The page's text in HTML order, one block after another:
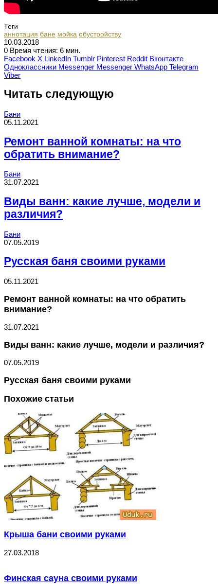
Теги
аннотация бане мойка обустройству
10.03.2018
0 Время чтения: 6 мин.
Facebook X LinkedIn Tumblr Pinterest Reddit Вконтакте
Одноклассники Messenger Messenger WhatsApp Telegram
Viber
Читать следующую
Бани
05.11.2021
Ремонт ванной комнаты: на что
обратить внимание?
Бани
31.07.2021
Виды ванн: какие лучше, модели и
различия?
Бани
07.05.2019
Русская баня своими руками
05.11.2021
Ремонт ванной комнаты: на что обратить
внимание?
31.07.2021
Виды ванн: какие лучше, модели и различия?
07.05.2019
Русская баня своими руками
Похожие статьи
Крыша бани своими руками
27.03.2018
Финская сауна своими руками